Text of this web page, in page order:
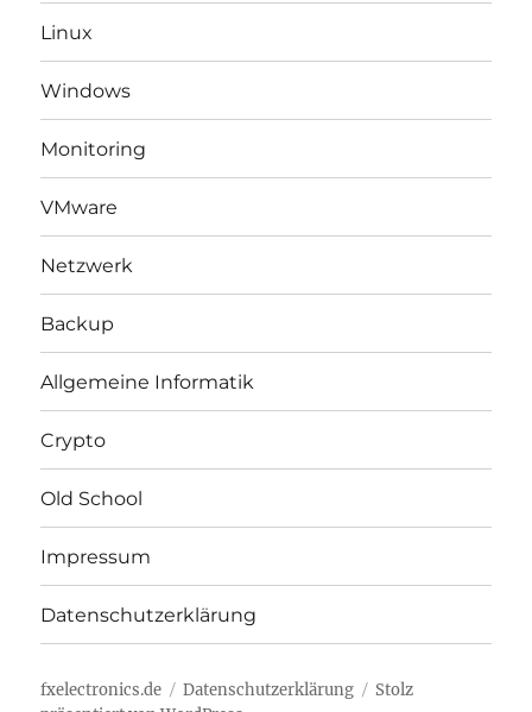
Linux
Windows
Monitoring
VMware
Netzwerk
Backup
Allgemeine Informatik
Crypto
Old School
Impressum
Datenschutzerklärung
fxelectronics.de Datenschutzerklärung
Stolz